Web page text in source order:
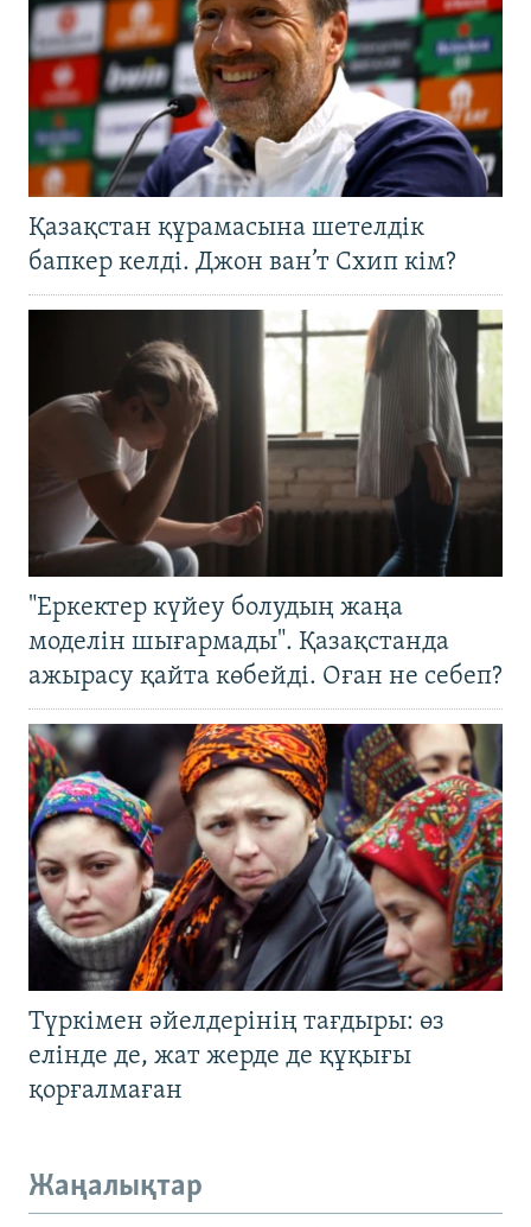
Қазақстан құрамасына шетелдік
бапкер келді. Джон ван’т Схип кім?
"Еркектер күйеу болудың жаңа
моделін шығармады". Қазақстанда
ажырасу қайта көбейді. Оған не себеп?
Түркімен әйелдерінің тағдыры: өз
елінде де, жат жерде де құқығы
қорғалмаған
Жаңалықтар